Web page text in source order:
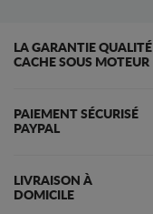
LA GARANTIE QUALITÉ
CACHE SOUS MOTEUR
PAIEMENT SÉCURISÉ
PAYPAL
LIVRAISON À
DOMICILE